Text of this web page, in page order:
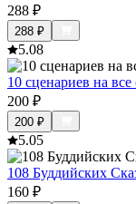
288 ₽
288 ₽
5.08
10 сценариев на
200 ₽
200 ₽
5.05
108 Буддийских
160 ₽